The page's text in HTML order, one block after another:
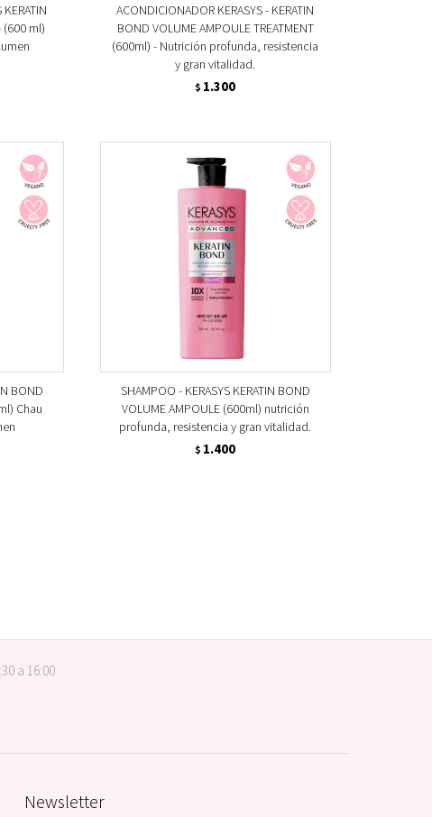
(600 ml)
ACONDICIONADOR KERASYS - KERATIN
BOND VOLUME AMPOULE TREATMENT
(600ml) - Nutrición profunda, resistencia
y gran vitalidad.
$ 1.300
BOND
Chau
SHAMPOO - KERASYS KERATIN BOND
VOLUME AMPOULE (600ml) nutrición
profunda, resistencia y gran vitalidad.
$ 1.400
a 16:00
Newsletter